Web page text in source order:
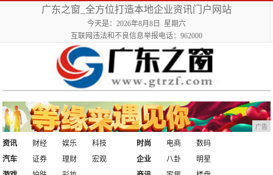
广东之窗_全方位打造本地企业资讯门户网站
今天是：2026年8月8日 星期六
互联网违法和不良信息举报电话：962000
广告
资讯 财经 娱乐
科技
汽车
证券 理财 宏观
时尚 电商
数码
企业
八卦
明星